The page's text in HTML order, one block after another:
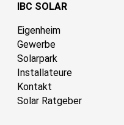
IBC SOLAR
Eigenheim
Gewerbe
Solarpark
Installateure
Kontakt
Solar Ratgeber